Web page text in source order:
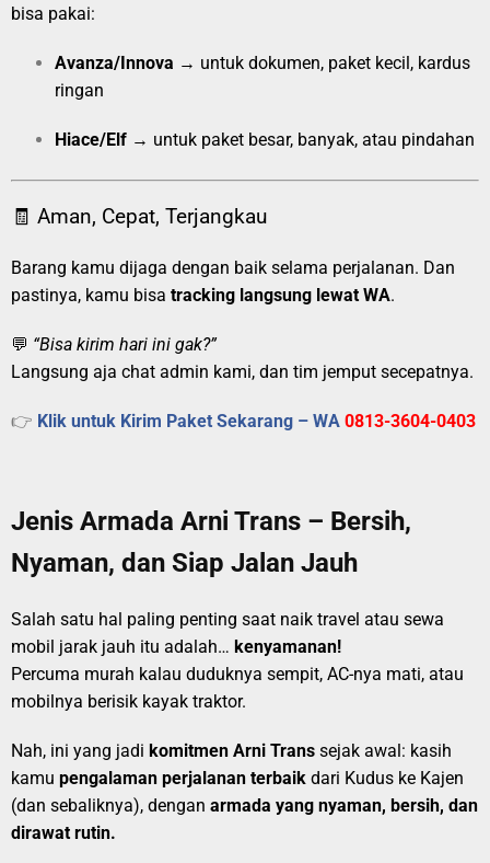
bisa pakai:
Avanza/Innova → untuk dokumen, paket kecil, kardus
ringan
Hiace/Elf → untuk paket besar, banyak, atau pindahan
🧾 Aman, Cepat, Terjangkau
Barang kamu dijaga dengan baik selama perjalanan. Dan
pastinya, kamu bisa tracking langsung lewat WA.
💬 “Bisa kirim hari ini gak?”
Langsung aja chat admin kami, dan tim jemput secepatnya.
👉 Klik untuk Kirim Paket Sekarang – WA 0813-3604-0403
Jenis Armada Arni Trans – Bersih,
Nyaman, dan Siap Jalan Jauh
Salah satu hal paling penting saat naik travel atau sewa
mobil jarak jauh itu adalah… kenyamanan!
Percuma murah kalau duduknya sempit, AC-nya mati, atau
mobilnya berisik kayak traktor.
Nah, ini yang jadi komitmen Arni Trans sejak awal: kasih
kamu pengalaman perjalanan terbaik dari Kudus ke Kajen
(dan sebaliknya), dengan armada yang nyaman, bersih, dan
dirawat rutin.